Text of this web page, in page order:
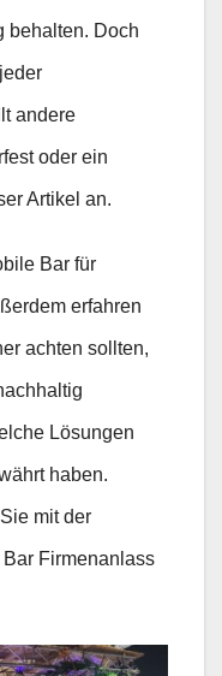
behalten. Doch
andere
oder ein
Artikel an.
Bar für
erfahren
achten sollten,
Lösungen
haben.
mit der
Firmenanlass